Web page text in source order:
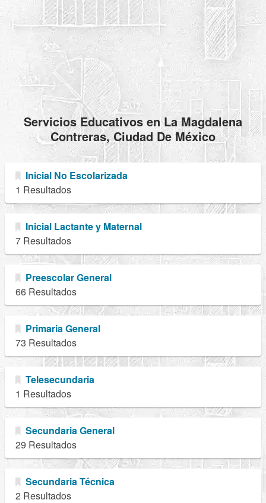
Servicios Educativos en La Magdalena
Contreras, Ciudad De México
Inicial No Escolarizada
1 Resultados
Inicial Lactante y Maternal
7 Resultados
Preescolar General
66 Resultados
Primaria General
73 Resultados
Telesecundaria
1 Resultados
Secundaria General
29 Resultados
Secundaria Técnica
2 Resultados